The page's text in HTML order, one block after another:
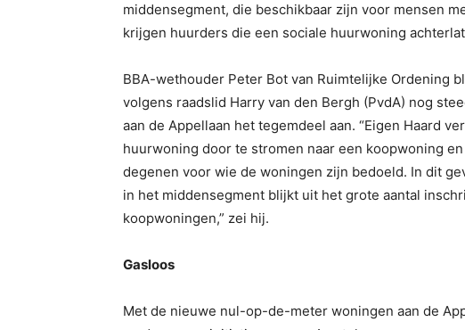
middensegment, die beschikbaar zijn voor mensen
krijgen huurders die een sociale huurwoning
BBA-wethouder Peter Bot van Ruimtelijke Ordening
volgens raadslid Harry van den Bergh (PvdA) nog
aan de Appellaan het tegemdeel aan. “Eigen Haard
huurwoning door te stromen naar een koopwoning
degenen voor wie de woningen zijn bedoeld. In dit
in het middensegment blijkt uit het grote aantal
koopwoningen,” zei hij.
Gasloos
Met de nieuwe nul-op-de-meter woningen aan de